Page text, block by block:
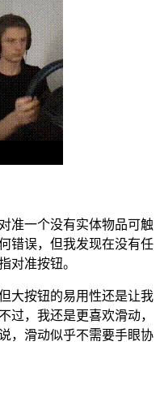
准一个没有实体物品可触
错误，但我发现在没有任
对准按钮。
大按钮的易用性还是让我
过，我还是更喜欢滑动，
，滑动似乎不需要手眼协